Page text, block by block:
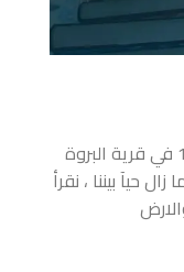
ولد محمود درويش في مارس عام 1941 في قرية البروة
وتوفي في اغسطس 2008 ، ما زال حيآ بيننا ، نقرأ